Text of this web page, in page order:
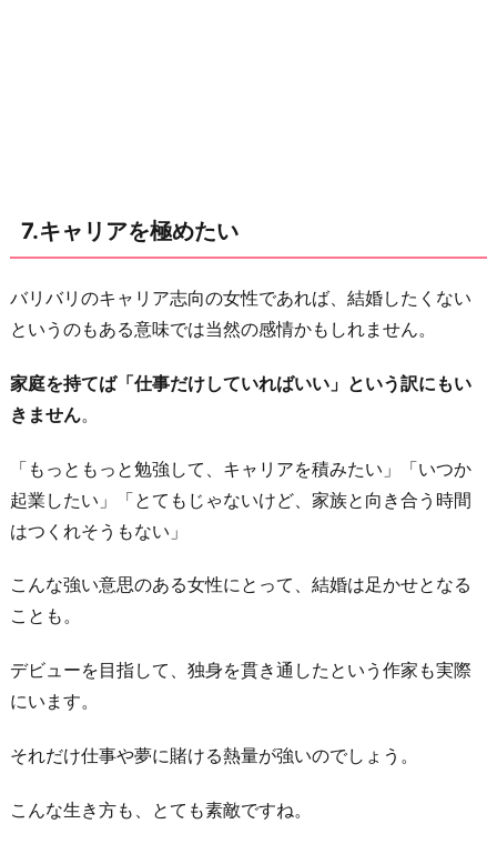
7.キャリアを極めたい
バリバリのキャリア志向の女性であれば、結婚したくない
というのもある意味では当然の感情かもしれません。
家庭を持てば「仕事だけしていればいい」という訳にもい
きません。
「もっともっと勉強して、キャリアを積みたい」「いつか
起業したい」「とてもじゃないけど、家族と向き合う時間
はつくれそうもない」
こんな強い意思のある女性にとって、結婚は足かせとなる
ことも。
デビューを目指して、独身を貫き通したという作家も実際
にいます。
それだけ仕事や夢に賭ける熱量が強いのでしょう。
こんな生き方も、とても素敵ですね。